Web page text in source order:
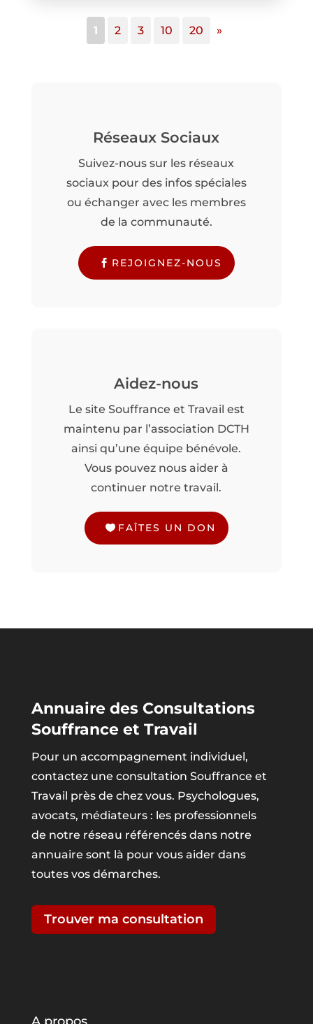
1 2 3 10 20 »
Réseaux Sociaux
Suivez-nous sur les réseaux
sociaux pour des infos spéciales
ou échanger avec les membres
de la communauté.
REJOIGNEZ-NOUS
Aidez-nous
Le site Souffrance et Travail est
maintenu par l’association DCTH
ainsi qu’une équipe bénévole.
Vous pouvez nous aider à
continuer notre travail.
FAÎTES UN DON
Annuaire des Consultations
Souffrance et Travail
Pour un accompagnement individuel,
contactez une consultation Souffrance et
Travail près de chez vous. Psychologues,
avocats, médiateurs : les professionnels
de notre réseau référencés dans notre
annuaire sont là pour vous aider dans
toutes vos démarches.
Trouver ma consultation